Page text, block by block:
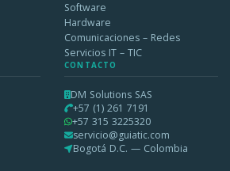
Software
Hardware
Comunicaciones – Redes
Servicios IT – TIC
CONTACTO
DM Solutions SAS
+57 (1) 261 7191
+57 315 3225320
servicio@guiatic.com
Bogotá D.C. — Colombia